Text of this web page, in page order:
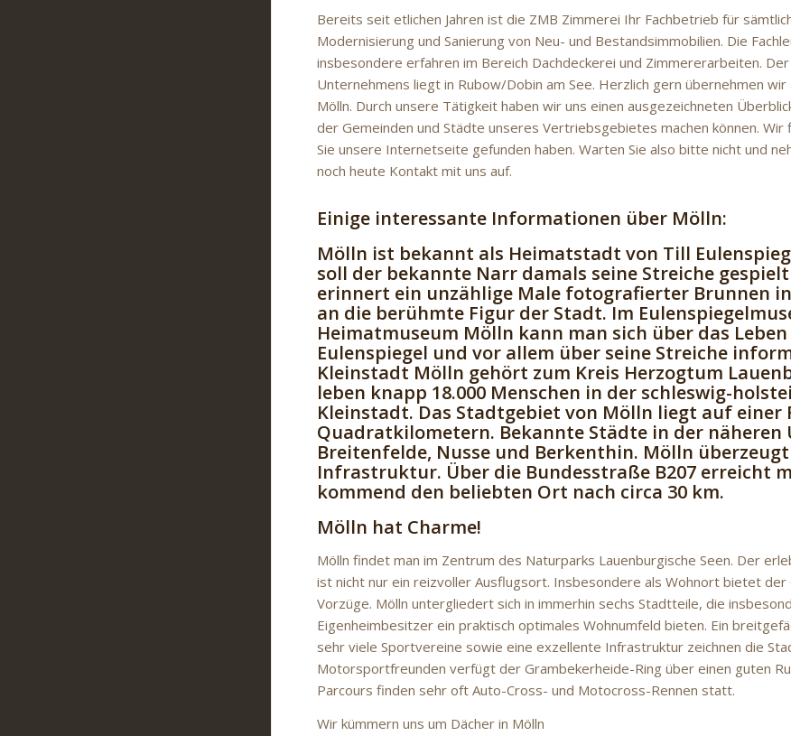
Bereits seit etlichen Jahren ist die ZMB Zimmerei Ihr Fachbetrieb für
Modernisierung und Sanierung von Neu- und Bestandsimmobilien. Die
insbesondere erfahren im Bereich Dachdeckerei und Zimmererarbeiten.
Unternehmens liegt in Rubow/Dobin am See. Herzlich gern übernehmen wir
Mölln. Durch unsere Tätigkeit haben wir uns einen ausgezeichneten
der Gemeinden und Städte unseres Vertriebsgebietes machen können. Wir
Sie unsere Internetseite gefunden haben. Warten Sie also bitte nicht und
noch heute Kontakt mit uns auf.
Einige interessante Informationen über Mölln:
Mölln ist bekannt als Heimatstadt von Till
soll der bekannte Narr damals seine Streiche
erinnert ein unzählige Male fotografierter Brunnen
an die berühmte Figur der Stadt. Im
Heimatmuseum Mölln kann man sich über das
Eulenspiegel und vor allem über seine Streiche
Kleinstadt Mölln gehört zum Kreis Herzogtum
leben knapp 18.000 Menschen in der schleswig-
Kleinstadt. Das Stadtgebiet von Mölln liegt auf einer
Quadratkilometern. Bekannte Städte in der näheren
Breitenfelde, Nusse und Berkenthin. Mölln
Infrastruktur. Über die Bundesstraße B207 erreicht
kommend den beliebten Ort nach circa 30 km.
Mölln hat Charme!
Mölln findet man im Zentrum des Naturparks Lauenburgische Seen. Der
ist nicht nur ein reizvoller Ausflugsort. Insbesondere als Wohnort bietet der
Vorzüge. Mölln untergliedert sich in immerhin sechs Stadtteile, die
Eigenheimbesitzer ein praktisch optimales Wohnumfeld bieten. Ein
sehr viele Sportvereine sowie eine exzellente Infrastruktur zeichnen die
Motorsportfreunden verfügt der Grambekerheide-Ring über einen guten
Parcours finden sehr oft Auto-Cross- und Motocross-Rennen statt.
Wir kümmern uns um Dächer in Mölln